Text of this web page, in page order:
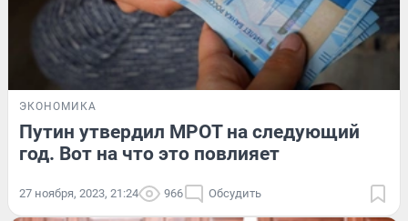
ЭКОНОМИКА
Путин утвердил МРОТ на следующий
год. Вот на что это повлияет
27 ноября, 2023, 21:24 966 Обсудить